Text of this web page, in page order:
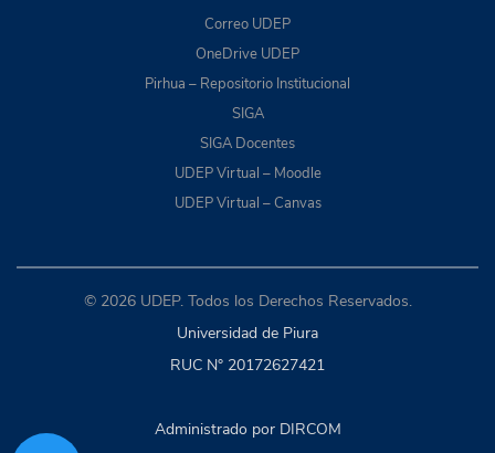
Correo UDEP
OneDrive UDEP
Pirhua – Repositorio Institucional
SIGA
SIGA Docentes
UDEP Virtual – Moodle
UDEP Virtual – Canvas
© 2026 UDEP. Todos los Derechos Reservados.
Universidad de Piura
RUC N° 20172627421
Administrado por DIRCOM